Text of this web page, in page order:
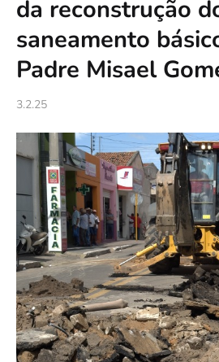
da reconstrução
saneamento
Padre Misael
3.2.25